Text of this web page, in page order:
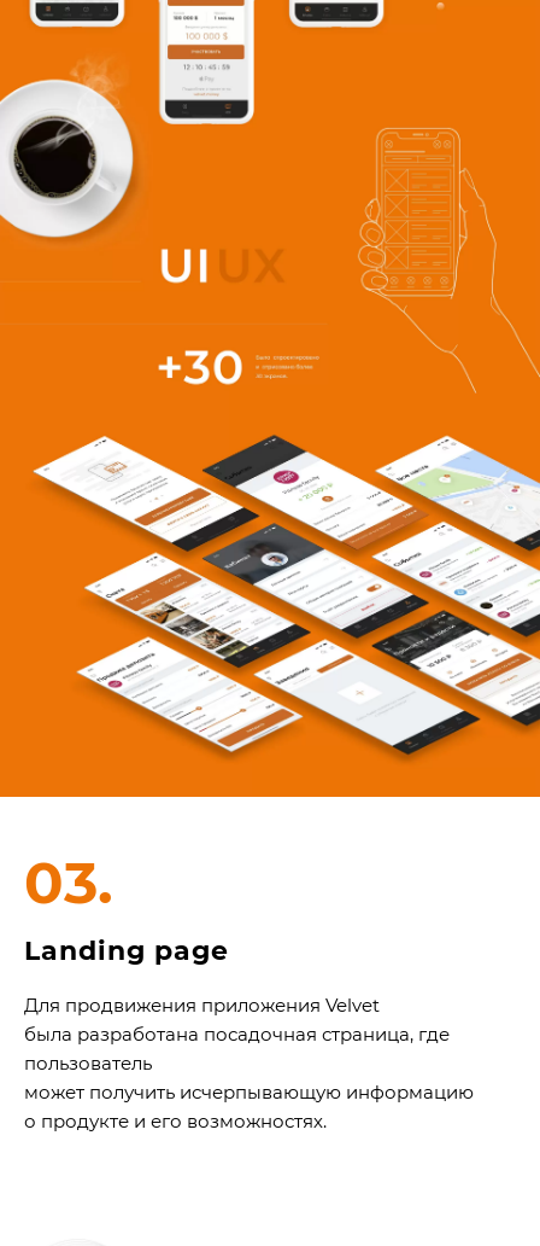
Landing page
Для продвижения приложения Velvet
была разработана посадочная страница, где
пользователь
может получить исчерпывающую информацию
о продукте и его возможностях.
03.